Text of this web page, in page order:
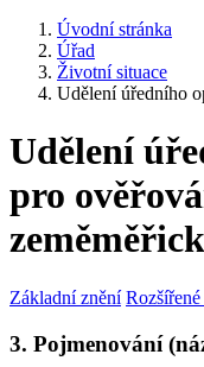
Úvodní stránka
Úřad
Životní situace
Udělení úředního
Udělení
pro
Základní znění
3. Pojmenování